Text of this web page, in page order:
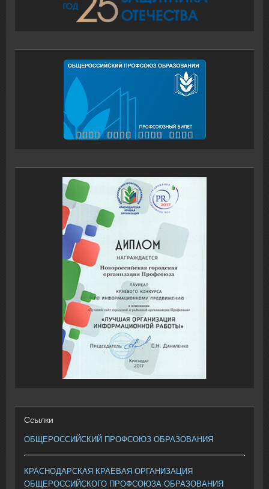
Ссылки
ОБЩЕРОССИЙСКИЙ ПРОФСОЮЗ ОБРАЗОВАНИЯ
КРАСНОДАРСКАЯ КРАЕВАЯ ОРГАНИЗАЦИЯ
ОБЩЕРОССИЙСКОГО ПРОФСОЮЗА ОБРАЗОВАНИЯ